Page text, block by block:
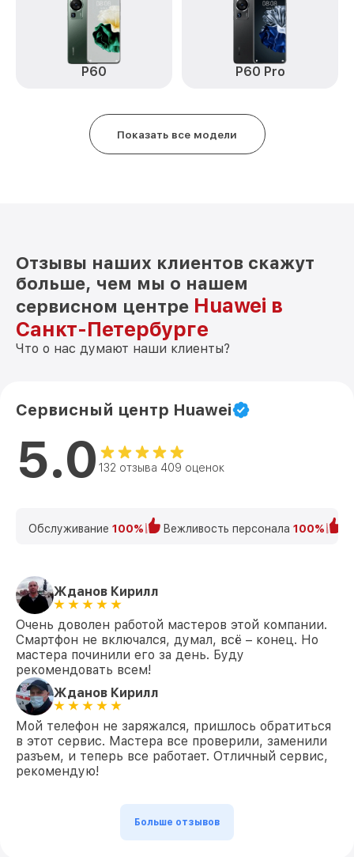
Замена стекла Mate 50 Huawei от 890₽
Замена датчика приближения Mate 50
Huawei
от 590₽
Замена вибромотора Mate 50 Huawei
Замена голосового динамика Mate 50
P60 P60 Pro
Показать все модели
Отзывы наших клиентов скажут
больше, чем мы о нашем
сервисном центре Huawei в
Санкт-Петербурге
Что о нас думают наши клиенты?
Сервисный центр Huawei
5.0 132 отзыва 409 оценок
Обслуживание 100% Вежливость персонала 100%
Жданов Кирилл
Очень доволен работой мастеров этой компании.
Смартфон не включался, думал, всё – конец. Но
мастера починили его за день. Буду
рекомендовать всем!
Жданов Кирилл
Мой телефон не заряжался, пришлось обратиться
в этот сервис. Мастера все проверили, заменили
разъем, и теперь все работает. Отличный сервис,
рекомендую!
Больше отзывов